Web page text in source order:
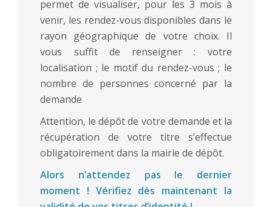
permet de visualiser, pour les 3 mois à
venir, les rendez-vous disponibles dans le
rayon géographique de votre choix. Il
vous suffit de renseigner : votre
localisation ; le motif du rendez-vous ; le
nombre de personnes concerné par la
demande
Attention, le dépôt de votre demande et la
récupération de votre titre s’effectue
obligatoirement dans la mairie de dépôt.
Alors n’attendez pas le dernier
moment ! Vérifiez dès maintenant la